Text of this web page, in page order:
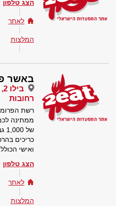
הצג טלפון
לאתר
המלצות
באשר
רחובות
רשת
ממתינה
כריכים
ואישי
הצג טלפון
לאתר
המלצות